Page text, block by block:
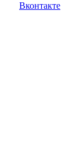
Вконтакте